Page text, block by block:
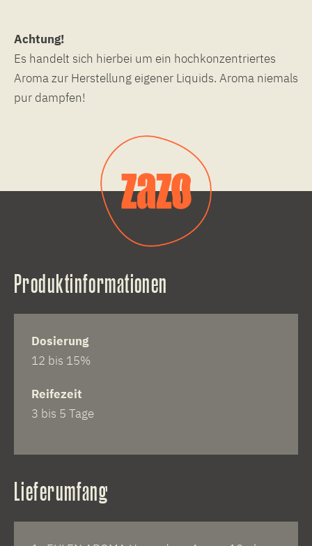
Achtung!
Es handelt sich hierbei um ein hochkonzentriertes
Aroma zur Herstellung eigener Liquids. Aroma niemals
pur dampfen!
Produktinformationen
Dosierung
12 bis 15%
Reifezeit
3 bis 5 Tage
Lieferumfang